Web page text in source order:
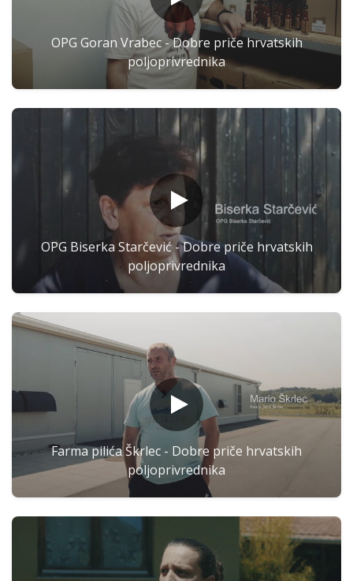
OPG Goran Vrabec - Dobre priče hrvatskih
poljoprivrednika
OPG Biserka Starčević - Dobre priče hrvatskih
poljoprivrednika
Farma pilića Škrlec - Dobre priče hrvatskih
poljoprivrednika